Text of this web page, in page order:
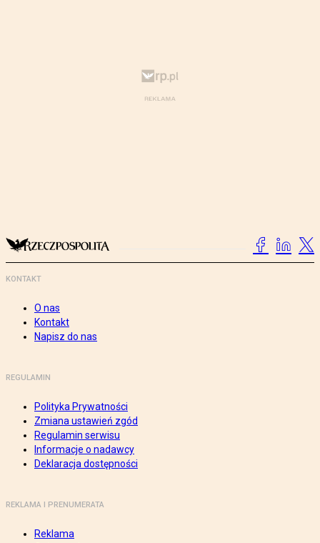
KONTAKT
O nas
Kontakt
Napisz do nas
REGULAMIN
Polityka Prywatności
Zmiana ustawień zgód
Regulamin serwisu
Informacje o nadawcy
Deklaracja dostępności
REKLAMA I PRENUMERATA
Reklama